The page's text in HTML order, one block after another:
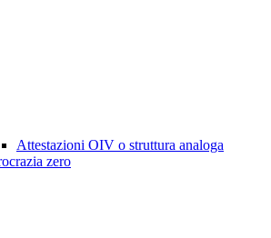
Attestazioni OIV o struttura analoga
zero